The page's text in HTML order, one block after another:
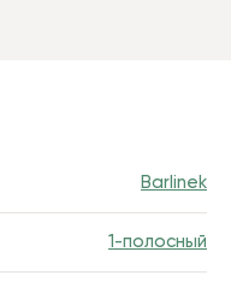
Barlinek
1-полосный